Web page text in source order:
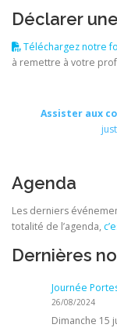
Déclarer
Téléchargez notre
à remettre à votre
Assister aux
Agenda
Les derniers
totalité de l’agenda,
Dernières
Journée
26/08/2024
Dimanche 15